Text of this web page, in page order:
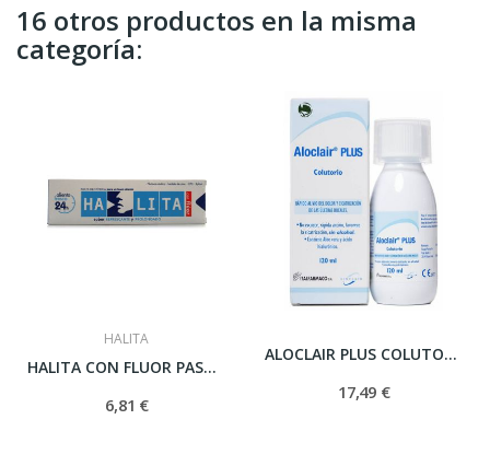
16 otros productos en la misma
categoría:
HALITA
HALITA CON FLUOR PASTA DENTIFRICA 75 ML
6,81 €
ALOCLAIR PLUS COLUTORIO 120 ML
17,49 €